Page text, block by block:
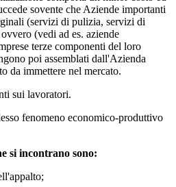
sovente che Aziende importanti
(servizi di pulizia, servizi di
(vedi ad es. aziende
terze componenti del loro
poi assemblati dall'Azienda
da immettere nel mercato.
sui lavoratori.
fenomeno economico-produttivo
si incontrano sono: